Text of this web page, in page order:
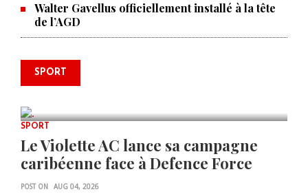
Walter Gavellus officiellement installé à la tête
de l’AGD
SPORT
0 COMMENTS
Le père de la légende argentine
Lionel Messi est décédé à 68 ans
SPORT
Le Violette AC lance sa campagne
caribéenne face à Defence Force
POST ON AUG 04, 2026